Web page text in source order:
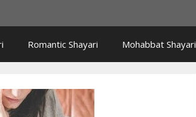
Romantic Shayari Mohabbat Shayari